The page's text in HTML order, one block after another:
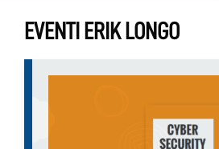
EVENTI ERIK LONGO